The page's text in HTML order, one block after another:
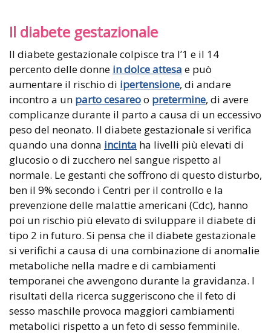
Il diabete gestazionale
Il diabete gestazionale colpisce tra l’1 e il 14
percento delle donne in dolce attesa e può
aumentare il rischio di ipertensione, di andare
incontro a un parto cesareoo pretermine, di avere
complicanze durante il parto a causa di un eccessivo
peso del neonato. Il diabete gestazionale si verifica
quando una donna incinta ha livelli più elevati di
glucosio o di zucchero nel sangue rispetto al
normale. Le gestanti che soffrono di questo disturbo,
ben il 9% secondo i Centri per il controllo e la
prevenzione delle malattie americani (Cdc), hanno
poi un rischio più elevato di sviluppare il diabete di
tipo 2 in futuro. Si pensa che il diabete gestazionale
si verifichi a causa di una combinazione di anomalie
metaboliche nella madre e di cambiamenti
temporanei che avvengono durante la gravidanza. I
risultati della ricerca suggeriscono che il feto di
sesso maschile provoca maggiori cambiamenti
metabolici rispetto a un feto di sesso femminile.